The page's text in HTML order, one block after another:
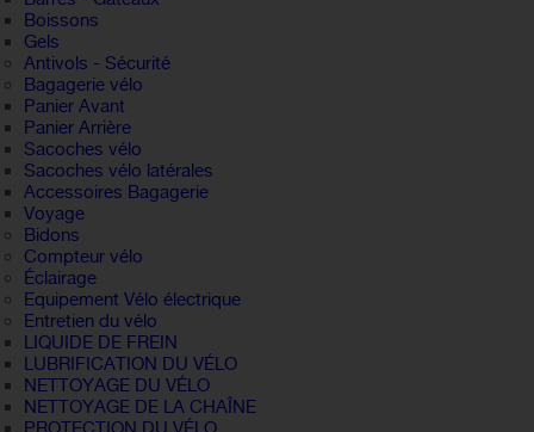
Boissons
Gels
Antivols - Sécurité
Bagagerie vélo
Panier Avant
Panier Arrière
Sacoches vélo
Sacoches vélo latérales
Accessoires Bagagerie
Voyage
Bidons
Compteur vélo
Éclairage
Equipement Vélo électrique
Entretien du vélo
LIQUIDE DE FREIN
LUBRIFICATION DU VÉLO
NETTOYAGE DU VÉLO
NETTOYAGE DE LA CHAÎNE